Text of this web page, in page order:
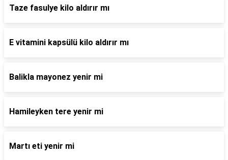
Taze fasulye kilo aldırır mı
E vitamini kapsülü kilo aldırır mı
Balikla mayonez yenir mi
Hamileyken tere yenir mi
Martı eti yenir mi